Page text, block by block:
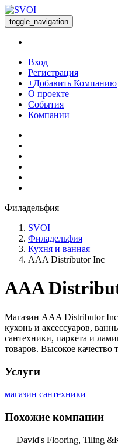
toggle_navigation
Вход
Регистрация
+Добавить Компанию
О проекте
События
Компании
Филадельфия
SVOI
Филадельфия
Кухня и ванная
AAA Distributor Inc
AAA
Магазин AAA Distributor
кухонь и аксессуаров,
сантехники, паркета и
товаров. Высокое качество
Услуги
магазин сантехники
Похожие компании
David's Flooring, Tiling